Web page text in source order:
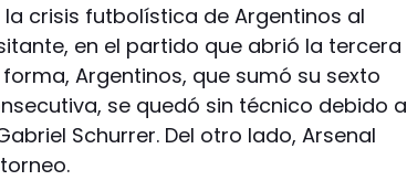
crisis futbolística de Argentinos al
en el partido que abrió la tercera
Argentinos, que sumó su sexto
se quedó sin técnico debido a
Schurrer. Del otro lado, Arsenal